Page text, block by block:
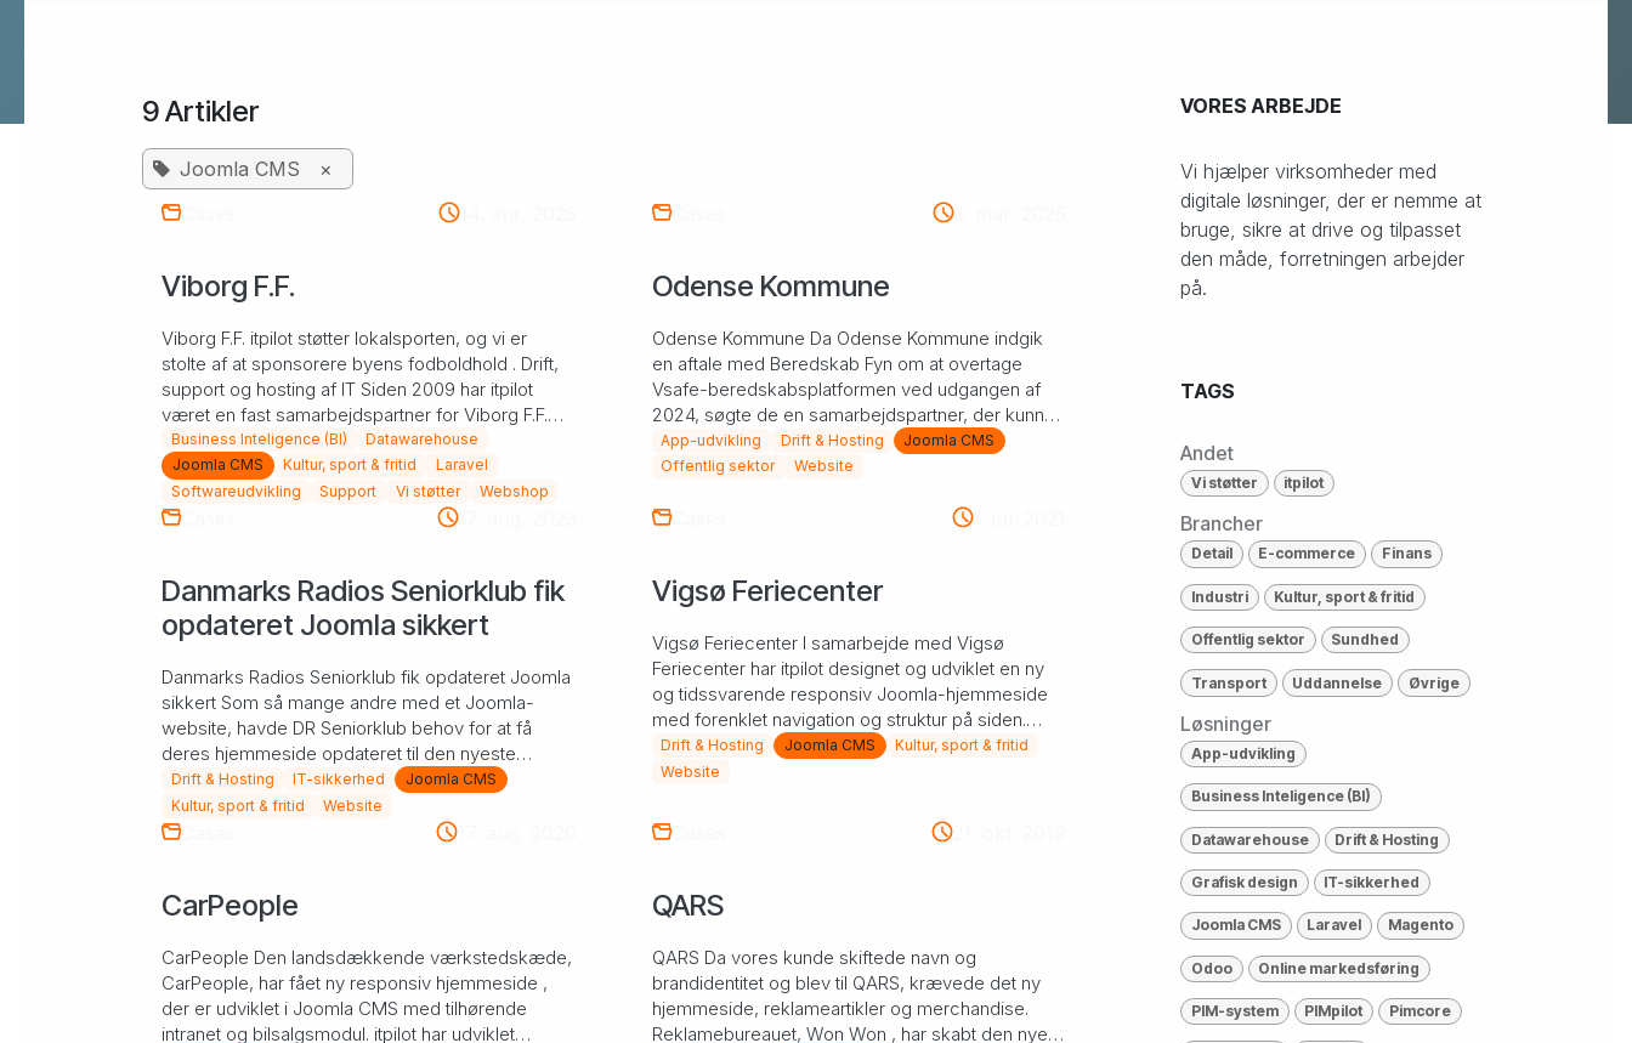
Flere services
Data Warehouse & BI
Webmaster support
SEO
9 Artikler
Joomla CMS
×
Cases
14. apr. 2025
Viborg F.F.
Viborg F.F. itpilot støtter lokalsporten, og vi er
stolte af at sponsorere byens fodboldhold . Drift,
support og hosting af IT Siden 2009 har itpilot
været en fast samarbejdspartner for Viborg F.F.
(V...
Business Inteligence (BI)
Datawarehouse
Joomla CMS
Kultur, sport & fritid
Laravel
Softwareudvikling
Support Vi støtter Webshop
Cases 5. mar. 2025
Odense Kommune
Odense Kommune Da Odense Kommune indgik
en aftale med Beredskab Fyn om at overtage
Vsafe-beredskabsplatformen ved udgangen af
2024, søgte de en samarbejdspartner, der kunne
overtage både drift, vedlig...
App-udvikling Drift & Hosting
Joomla CMS
Offentlig sektor
Website
Cases 17. aug. 2023
Danmarks Radios Seniorklub fik
opdateret Joomla sikkert
Danmarks Radios Seniorklub fik opdateret Joomla
sikkert Som så mange andre med et Joomla-
website, havde DR Seniorklub behov for at få
deres hjemmeside opdateret til den nyeste
Joomla-version. Derfor r...
Drift & Hosting IT-sikkerhed
Joomla CMS
Kultur, sport & fritid
Website
Cases 1. jul. 2021
Vigsø Feriecenter
Vigsø Feriecenter I samarbejde med Vigsø
Feriecenter har itpilot designet og udviklet en ny
og tidssvarende responsiv Joomla-hjemmeside
med forenklet navigation og struktur på siden.
Vigsø Feriecenter...
Drift & Hosting Joomla CMS
Kultur, sport & fritid
Website
Cases 17. aug. 2020
CarPeople
CarPeople Den landsdækkende værkstedskæde,
CarPeople, har fået ny responsiv hjemmeside ,
der er udviklet i Joomla CMS med tilhørende
intranet og bilsalgsmodul. itpilot har udviklet
Cases 21. okt. 2019
QARS
QARS Da vores kunde skiftede navn og
brandidentitet og blev til QARS, krævede det ny
hjemmeside, reklameartikler og merchandise.
Reklamebureauet, Won Won , har skabt den nye
VORES ARBEJDE
Vi hjælper virksomheder med
digitale løsninger, der er nemme at
bruge, sikre at drive og tilpasset
den måde, forretningen arbejder
på.
TAGS
Andet
Vi støtter itpilot
Brancher
Detail E-commerce Finans
Industri Kultur, sport & fritid
Offentlig sektor Sundhed
Transport Uddannelse Øvrige
Løsninger
App-udvikling
Business Inteligence (BI)
Datawarehouse Drift & Hosting
Grafisk design IT-sikkerhed
Joomla CMS Laravel Magento
Odoo Online markedsføring
PIM-system PIMpilot Pimcore